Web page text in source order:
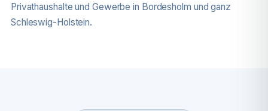
Privathaushalte und Gewerbe in Bordesholm und ganz
Schleswig-Holstein.